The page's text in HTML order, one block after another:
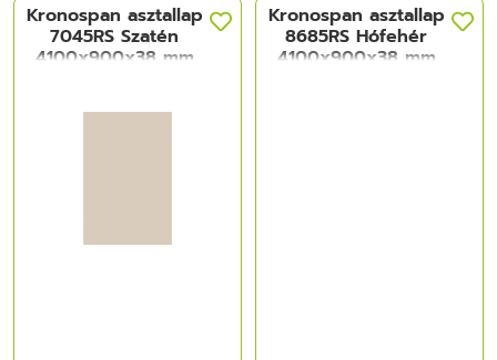
Kronospan asztallap
7045RS Szatén
4100x900x38 mm
Kronospan asztallap
8685RS Hófehér
4100x900x38 mm